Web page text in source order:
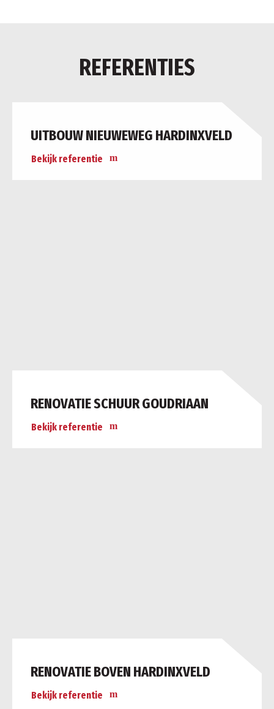
REFERENTIES
UITBOUW NIEUWEWEG HARDINXVELD
Bekijk referentie
RENOVATIE SCHUUR GOUDRIAAN
Bekijk referentie
RENOVATIE BOVEN HARDINXVELD
Bekijk referentie